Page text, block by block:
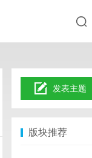
发表主题
版块推荐